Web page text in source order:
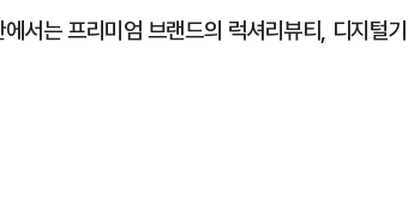
서는 프리미엄 브랜드의 럭셔리뷰티, 디지털기